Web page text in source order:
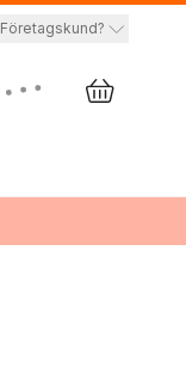
Företagskund?